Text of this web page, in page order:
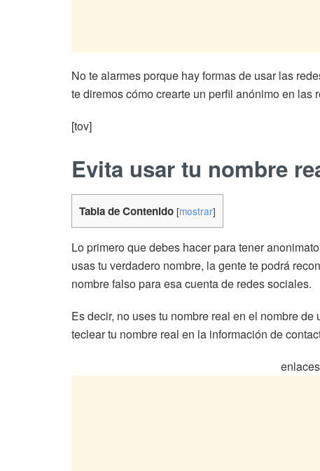
No te alarmes porque hay formas de usar las
te diremos cómo crearte un perfil anónimo en las
[tov]
Evita usar tu nombre
Tabla de Contenido [mostrar]
Lo primero que debes hacer para tener
usas tu verdadero nombre, la gente te podrá
nombre falso para esa cuenta de redes sociales.
Es decir, no uses tu nombre real en el nombre
teclear tu nombre real en la información de